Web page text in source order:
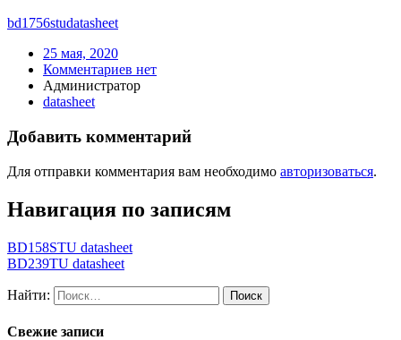
bd1756studatasheet
25 мая, 2020
Комментариев нет
Администратор
datasheet
Добавить комментарий
Для отправки комментария вам необходимо авторизоваться.
Навигация по записям
BD158STU datasheet
BD239TU datasheet
Найти:
Свежие записи